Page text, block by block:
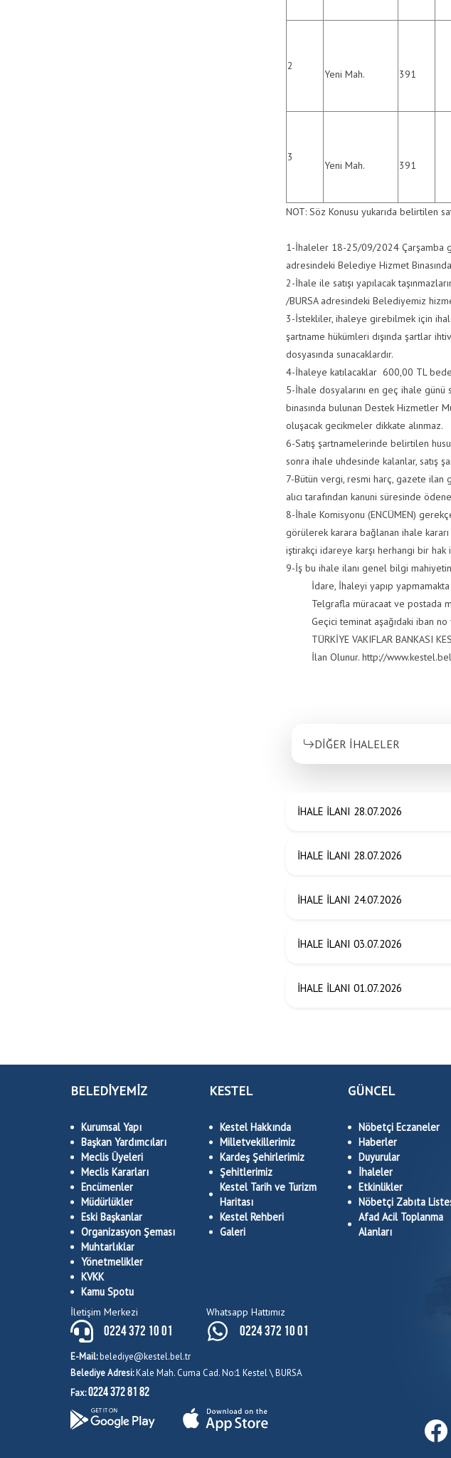
2
Yeni Mah. 391
3
Yeni Mah. 391
NOT: Söz Konusu yukarıda belirtilen
1-İhaleler 18-25/09/2024 Çarşamba
adresindeki Belediye Hizmet
2-İhale ile satışı yapılacak
/BURSA adresindeki Belediyemiz
3-İstekliler, ihaleye girebilmek için
şartname hükümleri dışında şartlar
dosyasında sunacaklardır.
4-İhaleye katılacaklar 600,00 TL
5-İhale dosyalarını en geç ihale
binasında bulunan Destek Hizmetler
oluşacak gecikmeler dikkate alınmaz.
6-Satış şartnamelerinde belirtilen
sonra ihale uhdesinde kalanlar, satış
7-Bütün vergi, resmi harç, gazete ilan
alıcı tarafından kanuni süresinde
8-İhale Komisyonu (ENCÜMEN)
görülerek karara bağlanan ihale kararı
iştirakçi idareye karşı herhangi bir hak
9-İş bu ihale ilanı genel bilgi
İdare, İhaleyi yapıp yapmamakta
Telgrafla müracaat ve postada
Geçici teminat aşağıdaki iban no
TÜRKİYE VAKIFLAR BANKASI
İlan Olunur. http://
DİĞER İHALELER
İHALE İLANI 28.07.2026
İHALE İLANI 28.07.2026
İHALE İLANI 24.07.2026
İHALE İLANI 03.07.2026
İHALE İLANI 01.07.2026
BELEDİYEMİZ
Kurumsal Yapı
Başkan Yardımcıları
Meclis Üyeleri
Meclis Kararları
Encümenler
Müdürlükler
Eski Başkanlar
Organizasyon Şeması
Muhtarlıklar
Yönetmelikler
KVKK
Kamu Spotu
KESTEL
Kestel Hakkında
Milletvekillerimiz
Kardeş Şehirlerimiz
Şehitlerimiz
Kestel Tarih ve Turizm
Haritası
Kestel Rehberi
Galeri
GÜNCEL
Nöbetçi Eczaneler
Haberler
Duyurular
İhaleler
Etkinlikler
Nöbetçi Zabıta
Afad Acil Toplanma
Alanları
İletişim Merkezi
0224 372 10 01
Whatsapp Hattımız
0224 372 10 01
E-Mail:belediye@kestel.bel.tr
Belediye Adresi:Kale Mah. Cuma Cad. No:1 Kestel \ BURSA
Fax:0224 372 81 82